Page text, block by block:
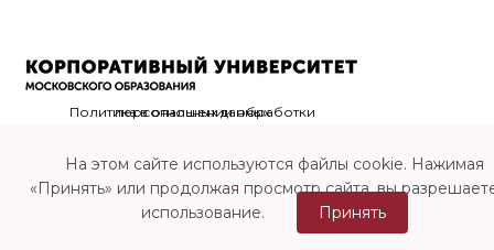
Политика в отношении обработки персональных данных
На этом сайте используются файлы cookie. Нажимая
«Принять» или продолжая просмотр сайта, вы
использование.
Принять